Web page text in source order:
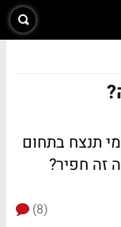
תנצח בתחום
זה חפיר?
(8)